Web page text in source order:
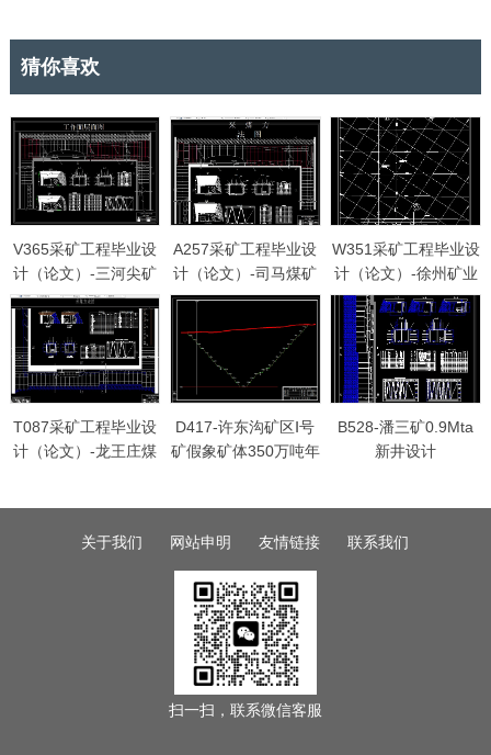
猜你喜欢
V365采矿工程毕业设
计（论文）-三河尖矿
2.4Mta新井设计
A257采矿工程毕业设
计（论文）-司马煤矿
1.8Mta新井设计
W351采矿工程毕业设
计（论文）-徐州矿业
集团庞庄矿1.8Mta新
井设计
T087采矿工程毕业设
计（论文）-龙王庄煤
D417-许东沟矿区Ⅰ号
矿假象矿体350万吨年
B528-潘三矿0.9Mta
新井设计
关于我们 网站申明 友情链接 联系我们
扫一扫，联系微信客服